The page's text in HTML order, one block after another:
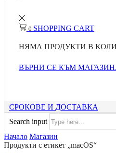
0 SHOPPING CART
НЯМА ПРОДУКТИ В
ВЪРНИ СЕ КЪМ
СРОКОВЕ И ДОСТАВКА
Search input
Начало Магазин
Продукти с етикет „macOS“